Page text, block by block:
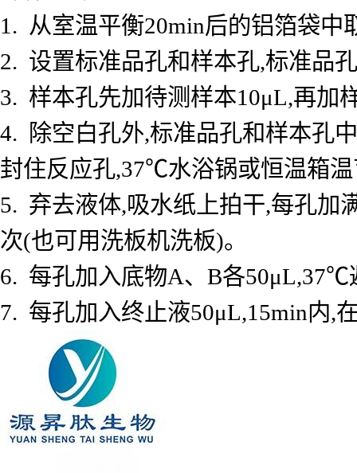
1. 从室温平衡20min后的铝箔袋
2. 设置标准品孔和样本孔,标准品
3. 样本孔先加待测样本10μL,再加
4. 除空白孔外,标准品孔和样本孔
封住反应孔,37℃水浴锅或恒温箱温
5. 弃去液体,吸水纸上拍干,每孔加
次(也可用洗板机洗板)。
6. 每孔加入底物A、B各50μL,37℃
7. 每孔加入终止液50μL,15min内,